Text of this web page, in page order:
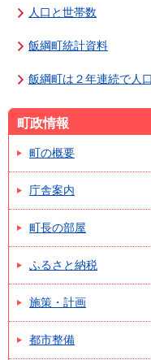
人口と世帯数
飯綱町統計資料
飯綱町は２年連続で人
町政情報
町の概要
庁舎案内
町長の部屋
ふるさと納税
施策・計画
都市整備